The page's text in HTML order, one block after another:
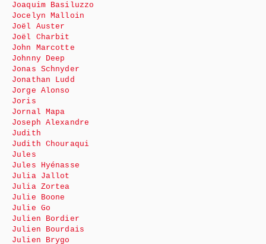
Joaquim Basiluzzo
Jocelyn Malloin
Joël Auster
Joël Charbit
John Marcotte
Johnny Deep
Jonas Schnyder
Jonathan Ludd
Jorge Alonso
Joris
Jornal Mapa
Joseph Alexandre
Judith
Judith Chouraqui
Jules
Jules Hyénasse
Julia Jallot
Julia Zortea
Julie Boone
Julie Go
Julien Bordier
Julien Bourdais
Julien Brygo